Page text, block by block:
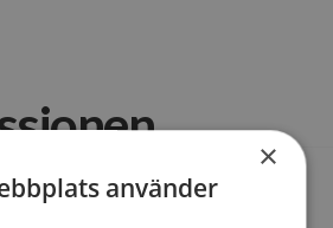
du?
Blog
×
använder